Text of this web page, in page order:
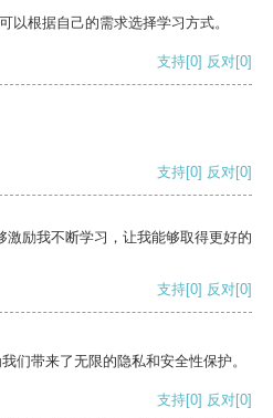
以根据自己的需求选择学习方式。
支持[0] 反对[0]
支持[0] 反对[0]
激励我不断学习，让我能够取得更好的
支持[0] 反对[0]
们带来了无限的隐私和安全性保护。
支持[0] 反对[0]